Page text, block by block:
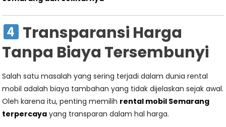
Transparansi Harga
Tanpa Biaya Tersembunyi
Salah satu masalah yang sering terjadi dalam dunia rental
mobil adalah biaya tambahan yang tidak dijelaskan sejak awal.
Oleh karena itu, penting memilih rental mobil Semarang
terpercaya yang transparan dalam hal harga.